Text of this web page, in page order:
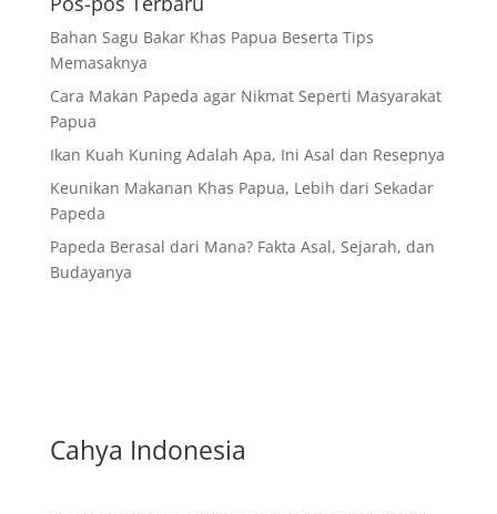
Bahan Sagu Bakar Khas Papua Beserta Tips
Memasaknya
Cara Makan Papeda agar Nikmat Seperti Masyarakat
Papua
Ikan Kuah Kuning Adalah Apa, Ini Asal dan Resepnya
Keunikan Makanan Khas Papua, Lebih dari Sekadar
Papeda
Papeda Berasal dari Mana? Fakta Asal, Sejarah, dan
Budayanya
Cahya Indonesia